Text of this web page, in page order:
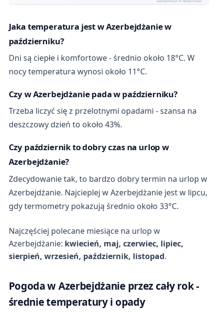
Jaka temperatura jest w Azerbejdżanie w
październiku?
Dni są ciepłe i komfortowe - średnio około 18°C. W
nocy temperatura wynosi około 11°C.
Czy w Azerbejdżanie pada w październiku?
Trzeba liczyć się z przelotnymi opadami - szansa na
deszczowy dzień to około 43%.
Czy październik to dobry czas na urlop w
Azerbejdżanie?
Zdecydowanie tak, to bardzo dobry termin na urlop w
Azerbejdżanie. Najcieplej w Azerbejdżanie jest w lipcu,
gdy termometry pokazują średnio około 33°C.
Najczęściej polecane miesiące na urlop w
Azerbejdżanie: kwiecień, maj, czerwiec, lipiec,
sierpień, wrzesień, październik, listopad.
Pogoda w Azerbejdżanie przez cały rok -
średnie temperatury i opady